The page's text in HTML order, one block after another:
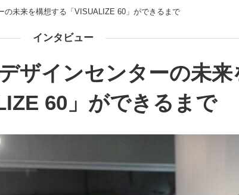
の未来を構想する「VISUALIZE 60」ができるまで
インタビュー
ザインセンターの未来
60」ができるまで